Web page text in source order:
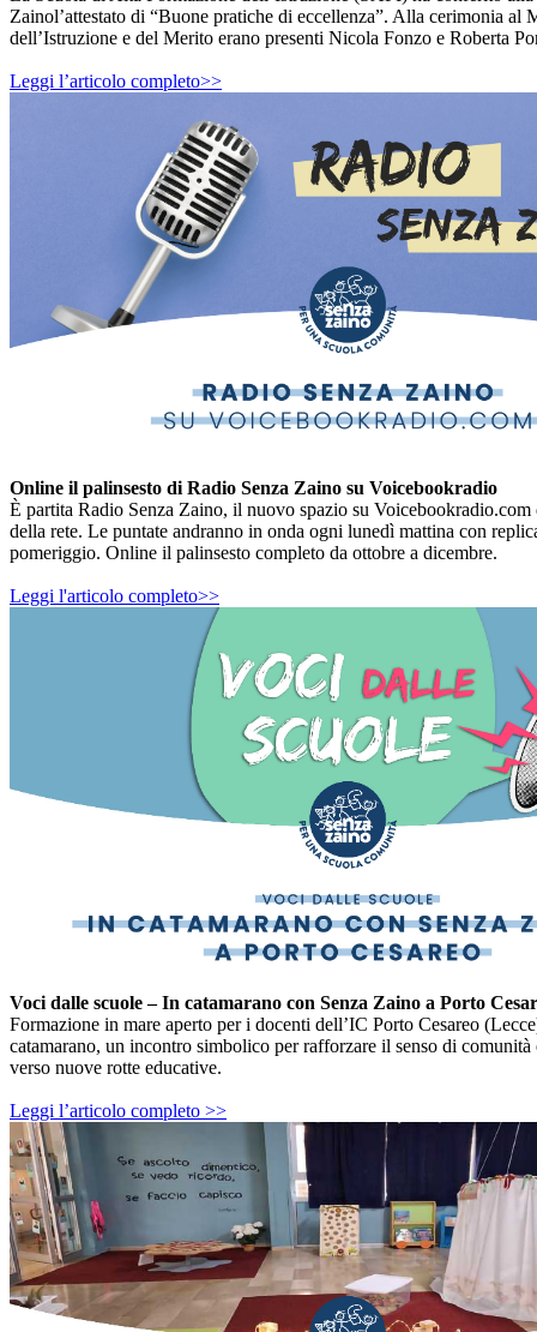
Zainol’attestato di “Buone pratiche di eccellenza”. Alla cerimonia al
dell’Istruzione e del Merito erano presenti Nicola Fonzo e Roberta
Leggi l’articolo completo>>
Online il palinsesto di Radio Senza Zaino su Voicebookradio
È partita Radio Senza Zaino, il nuovo spazio su Voicebookradio.com
della rete. Le puntate andranno in onda ogni lunedì mattina con
pomeriggio. Online il palinsesto completo da ottobre a dicembre.
Leggi l'articolo completo>>
Voci dalle scuole – In catamarano con Senza Zaino a Porto
Formazione in mare aperto per i docenti dell’IC Porto Cesareo
catamarano, un incontro simbolico per rafforzare il senso di comunità
verso nuove rotte educative.
Leggi l’articolo completo >>